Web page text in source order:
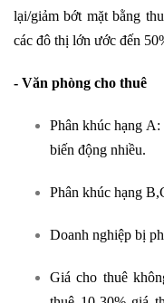
lại/giảm bớt mặt bằng
các đô thị lớn ước đến
- Văn phòng cho thuê
Phân khúc hạng
biến động nhiều.
Phân khúc hạng
Doanh nghiệp bị
Giá cho thuê